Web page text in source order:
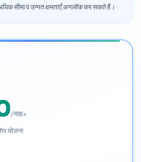
सीमा व उन्नत क्षमताएँ अनलॉक कर सकते हैं।
/माह+
योजना